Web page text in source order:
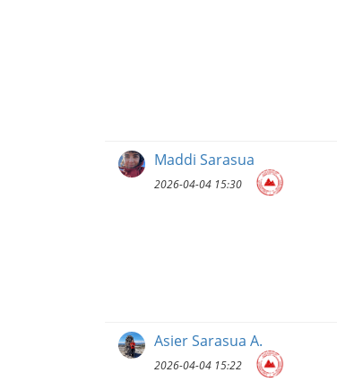
Maddi Sarasua
2026-04-04 15:30
Asier Sarasua A.
2026-04-04 15:22